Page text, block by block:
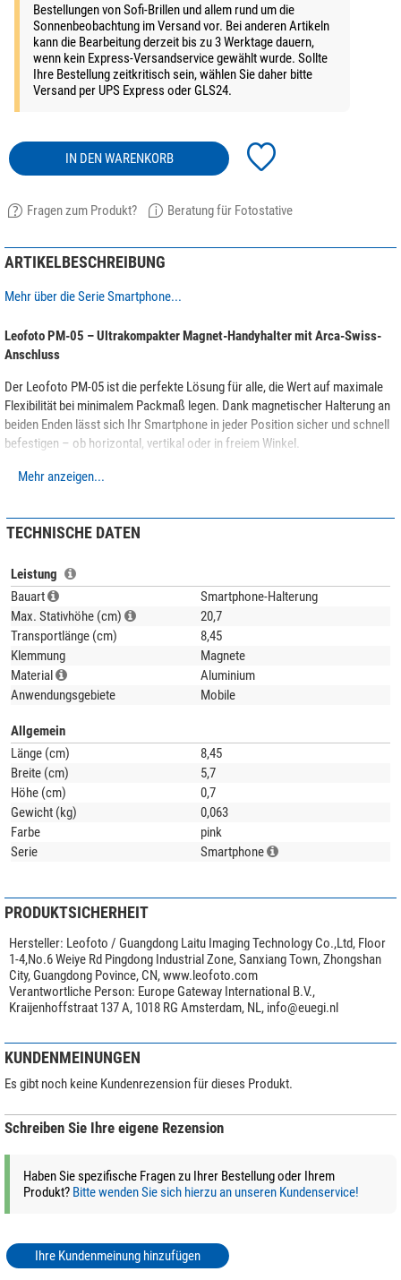
Bestellungen von Sofi-Brillen und allem rund um die
Sonnenbeobachtung im Versand vor. Bei anderen Artikeln
kann die Bearbeitung derzeit bis zu 3 Werktage dauern,
wenn kein Express-Versandservice gewählt wurde. Sollte
Ihre Bestellung zeitkritisch sein, wählen Sie daher bitte
Versand per UPS Express oder GLS24.
IN DEN WARENKORB
Fragen zum Produkt? Beratung für Fotostative
ARTIKELBESCHREIBUNG
Mehr über die Serie Smartphone...
Leofoto PM-05 – Ultrakompakter Magnet-Handyhalter mit Arca-Swiss-
Anschluss
Der Leofoto PM-05 ist die perfekte Lösung für alle, die Wert auf maximale
Flexibilität bei minimalem Packmaß legen. Dank magnetischer Halterung an
beiden Enden lässt sich Ihr Smartphone in jeder Position sicher und schnell
befestigen – ob horizontal, vertikal oder in freiem Winkel.
Mit seinem flachen Design passt der PM-05 in jede Tasche, ist in Sekunden
jeden Stil und Einsatzbereich.
Produktmerkmale:
Beidseitige Magnethalterung für flexible Smartphone-Ausrichtung
Extrem flaches Packmaß – ideal für unterwegs
Standfuß kompatibel mit Arca-Swiss-Systemen
Erhältlich in Schwarz, Silber und Pink
Schneller Aufbau, ultraleichtes Design
Abmessungen & Gewicht:
Länge: 84,5mm (zusammengeklappt) / 207mm (ausgeklappt)
Breite: 57mm
Höhe: nur 7mm (zusammengeklappt)
Gewicht: 63g
Mehr anzeigen...
TECHNISCHE DATEN
Leistung
Bauart
Smartphone-Halterung
Max. Stativhöhe (cm)
20,7
Transportlänge (cm)
8,45
Klemmung
Magnete
Material
Aluminium
Anwendungsgebiete
Mobile
Allgemein
Länge (cm)
8,45
Breite (cm)
5,7
Höhe (cm)
0,7
Gewicht (kg)
0,063
Farbe
pink
Serie
Smartphone
PRODUKTSICHERHEIT
Hersteller: Leofoto / Guangdong Laitu Imaging Technology Co.,Ltd, Floor
1-4,No.6 Weiye Rd Pingdong Industrial Zone, Sanxiang Town, Zhongshan
City, Guangdong Povince, CN, www.leofoto.com
Verantwortliche Person: Europe Gateway International B.V.,
Kraijenhoffstraat 137 A, 1018 RG Amsterdam, NL, info@euegi.nl
KUNDENMEINUNGEN
Es gibt noch keine Kundenrezension für dieses Produkt.
Schreiben Sie Ihre eigene Rezension
Haben Sie spezifische Fragen zu Ihrer Bestellung oder Ihrem
Produkt? Bitte wenden Sie sich hierzu an unseren Kundenservice!
Ihre Kundenmeinung hinzufügen